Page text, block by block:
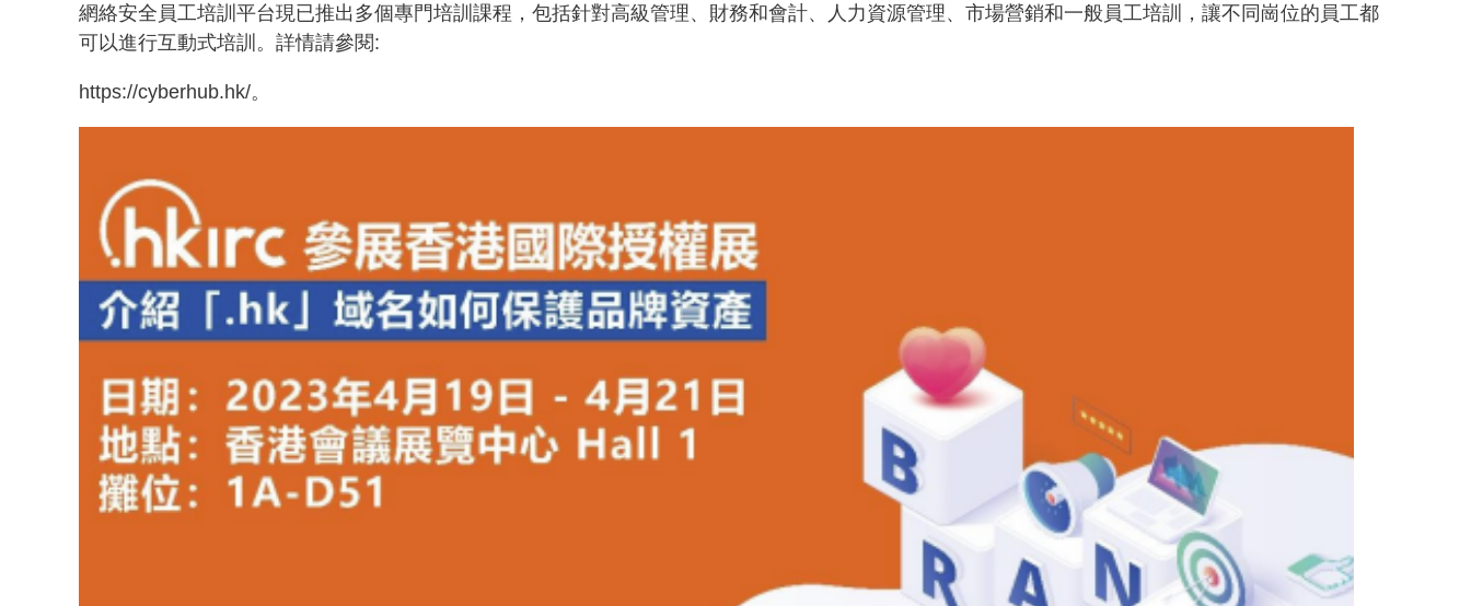
網絡安全員工培訓平台現已推出多個專門培訓課程，包括針對高級管理、財務和會計、人力資源管理、市場營銷和一般員工培訓，讓不同崗位的員工都
可以進行互動式培訓。詳情請參閱:
https://cyberhub.hk/。